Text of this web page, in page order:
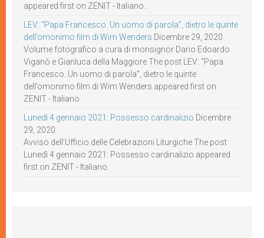
appeared first on ZENIT - Italiano.
LEV: “Papa Francesco. Un uomo di parola”, dietro le quinte
dell’omonimo film di Wim Wenders Dicembre 29, 2020
Volume fotografico a cura di monsignor Dario Edoardo
Viganò e Gianluca della Maggiore The post LEV: “Papa
Francesco. Un uomo di parola”, dietro le quinte
dell’omonimo film di Wim Wenders appeared first on
ZENIT - Italiano.
Lunedì 4 gennaio 2021: Possesso cardinalizio Dicembre
29, 2020
Avviso dell’Ufficio delle Celebrazioni Liturgiche The post
Lunedì 4 gennaio 2021: Possesso cardinalizio appeared
first on ZENIT - Italiano.